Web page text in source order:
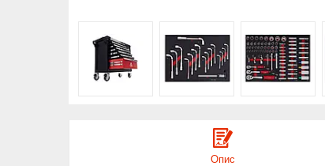
Опис